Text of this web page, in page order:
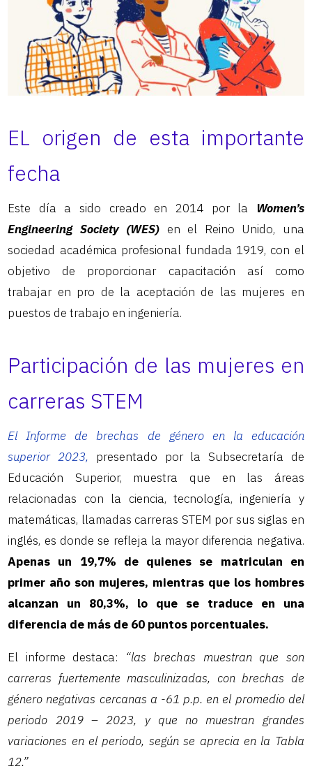
EL origen de esta importante
fecha
Este día a sido creado en 2014 por la
Women’s
Engineering Society (WES) en el Reino Unido, una
sociedad académica profesional fundada 1919, con el
objetivo de proporcionar capacitación así como
trabajar en pro de la aceptación de las mujeres en
puestos de trabajo en ingeniería.
Participación de las mujeres en
carreras STEM
El Informe de brechas de género en la educación
superior 2023, presentado por la Subsecretaría de
Educación Superior, muestra que en las áreas
relacionadas con la ciencia, tecnología, ingeniería y
matemáticas, llamadas carreras STEM por sus siglas en
inglés, es donde se refleja la mayor diferencia negativa.
Apenas un 19,7% de quienes se matriculan en
primer año son mujeres, mientras que los hombres
alcanzan un 80,3%, lo que se traduce en una
diferencia de más de 60 puntos porcentuales.
El informe destaca:
“las brechas muestran que son
carreras fuertemente masculinizadas, con brechas de
género negativas cercanas a -61 p.p. en el promedio del
periodo 2019 – 2023, y que no muestran grandes
variaciones en el periodo, según se aprecia en la Tabla
12.”